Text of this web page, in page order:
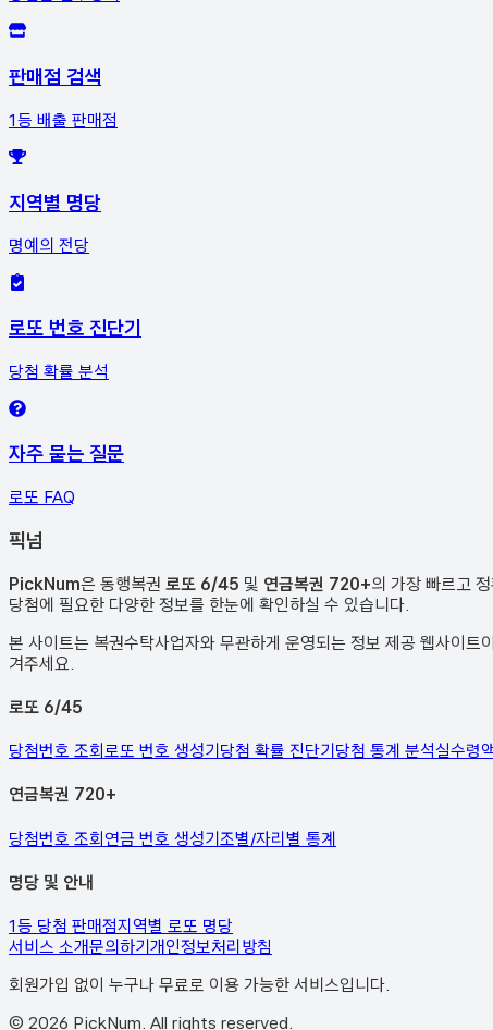
판매점 검색
1등 배출 판매점
지역별 명당
명예의 전당
로또 번호 진단기
당첨 확률 분석
자주 묻는 질문
로또 FAQ
픽넘
PickNum은 동행복권 로또 6/45 및 연금복권 720+의 가장 빠르고
당첨에 필요한 다양한 정보를 한눈에 확인하실 수 있습니다.
본 사이트는 복권수탁사업자와 무관하게 운영되는 정보 제공 웹사이
겨주세요.
로또 6/45
당첨번호 조회로또 번호 생성기당첨 확률 진단기당첨 통계 분석실수령
연금복권 720+
당첨번호 조회연금 번호 생성기조별/자리별 통계
명당 및 안내
1등 당첨 판매점지역별 로또 명당
서비스 소개문의하기 개인정보처리방침
회원가입 없이 누구나 무료로 이용 가능한 서비스입니다.
© 2026 PickNum. All rights reserved.